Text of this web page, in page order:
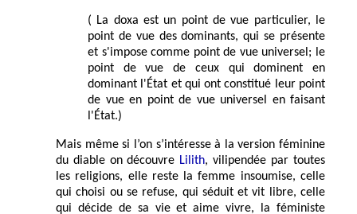
( La doxa est un point de vue particulier, le
point de vue des dominants, qui se présente
et s'impose comme point de vue universel; le
point de vue de ceux qui dominent en
dominant l'État et qui ont constitué leur point
de vue en point de vue universel en faisant
l'État.)
Mais même si l’on s’intéresse à la version féminine
du diable on découvre Lilith, vilipendée par toutes
les religions, elle reste la femme insoumise, celle
qui choisi ou se refuse, qui séduit et vit libre, celle
qui décide de sa vie et aime vivre, la féministe